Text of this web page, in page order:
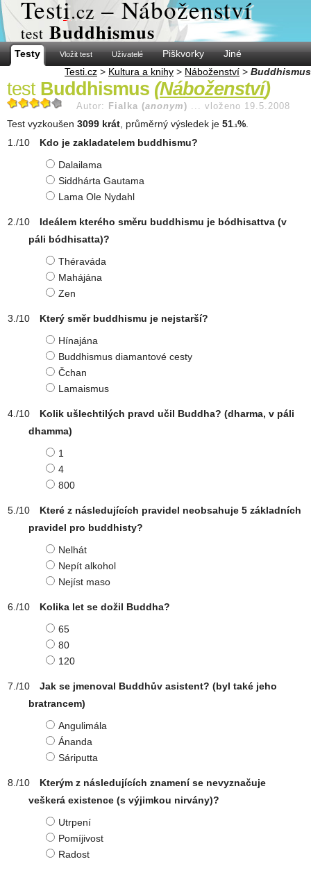
Testi.cz – Náboženství
test Buddhismus
Testy Vložit test Uživatelé Piškvorky
Jiné
Testi.cz > Kultura a knihy > Náboženství > Buddhismus
test Buddhismus (Náboženství)
Autor: Fialka (anonym ) ... vloženo 19.5.2008
Test vyzkoušen 3099 krát , průměrný výsledek je 51 .1 %
Kdo je zakladatelem buddhismu?
Dalailama
Siddhárta Gautama
Lama Ole Nydahl
Ideálem kterého směru buddhismu je bódhisattva (v
páli bódhisatta)?
Théraváda
Mahájána
Zen
Který směr buddhismu je nejstarší?
Hínajána
Buddhismus diamantové cesty
Čchan
Lamaismus
Kolik ušlechtilých pravd učil Buddha? (dharma, v páli
dhamma)
1
4
800
Které z následujících pravidel neobsahuje 5 základních
pravidel pro buddhisty?
Nelhát
Nepít alkohol
Nejíst maso
Kolika let se dožil Buddha?
65
80
120
Jak se jmenoval Buddhův asistent? (byl také jeho
bratrancem)
Angulimála
Ánanda
Sáriputta
Kterým z následujících znamení se nevyznačuje
veškerá existence (s výjimkou nirvány)?
Utrpení
Pomíjivost
Radost